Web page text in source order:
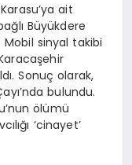
ait
Büyükdere
Mobil sinyal takibi
Sonuç olarak,
bulundu.
ölümü
‘cinayet’